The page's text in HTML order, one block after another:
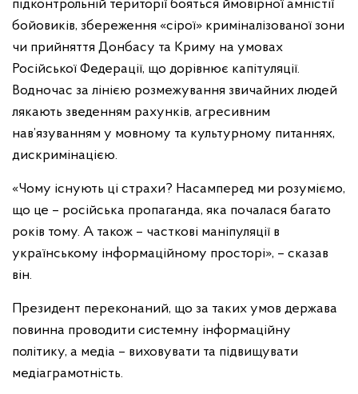
підконтрольній території бояться ймовірної амністії
бойовиків, збереження «сірої» криміналізованої зони
чи прийняття Донбасу та Криму на умовах
Російської Федерації, що дорівнює капітуляції.
Водночас за лінією розмежування звичайних людей
лякають зведенням рахунків, агресивним
нав’язуванням у мовному та культурному питаннях,
дискримінацією.
«Чому існують ці страхи? Насамперед ми розуміємо,
що це – російська пропаганда, яка почалася багато
років тому. А також – часткові маніпуляції в
українському інформаційному просторі», – сказав
він.
Президент переконаний, що за таких умов держава
повинна проводити системну інформаційну
політику, а медіа – виховувати та підвищувати
медіаграмотність.